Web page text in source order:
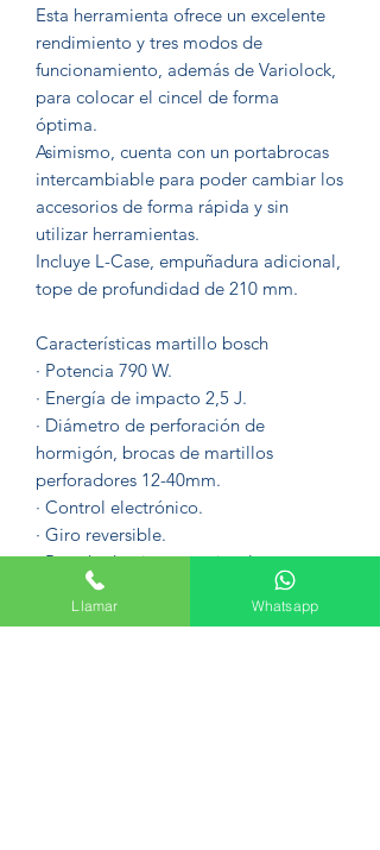
Esta herramienta ofrece un excelente
rendimiento y tres modos de
funcionamiento, además de Variolock,
para colocar el cincel de forma
óptima.
Asimismo, cuenta con un portabrocas
intercambiable para poder cambiar los
accesorios de forma rápida y sin
utilizar herramientas.
Incluye L-Case, empuñadura adicional,
tope de profundidad de 210 mm.
Características martillo bosch
· Potencia 790 W.
· Energía de impacto 2,5 J.
· Diámetro de perforación de
hormigón, brocas de martillos
perforadores 12-40mm.
· Control electrónico.
· Giro reversible.
· Parada de giro para cincelar.
· Empuñadura Softgrip.
· Rótula en el cable.
Llamar Whatsapp